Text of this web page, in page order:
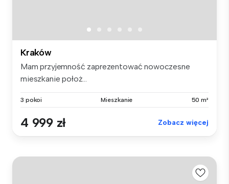
Kraków
Mam przyjemność zaprezentować nowoczesne
mieszkanie położ...
3 pokoi Mieszkanie 50 m²
4 999 zł Zobacz więcej